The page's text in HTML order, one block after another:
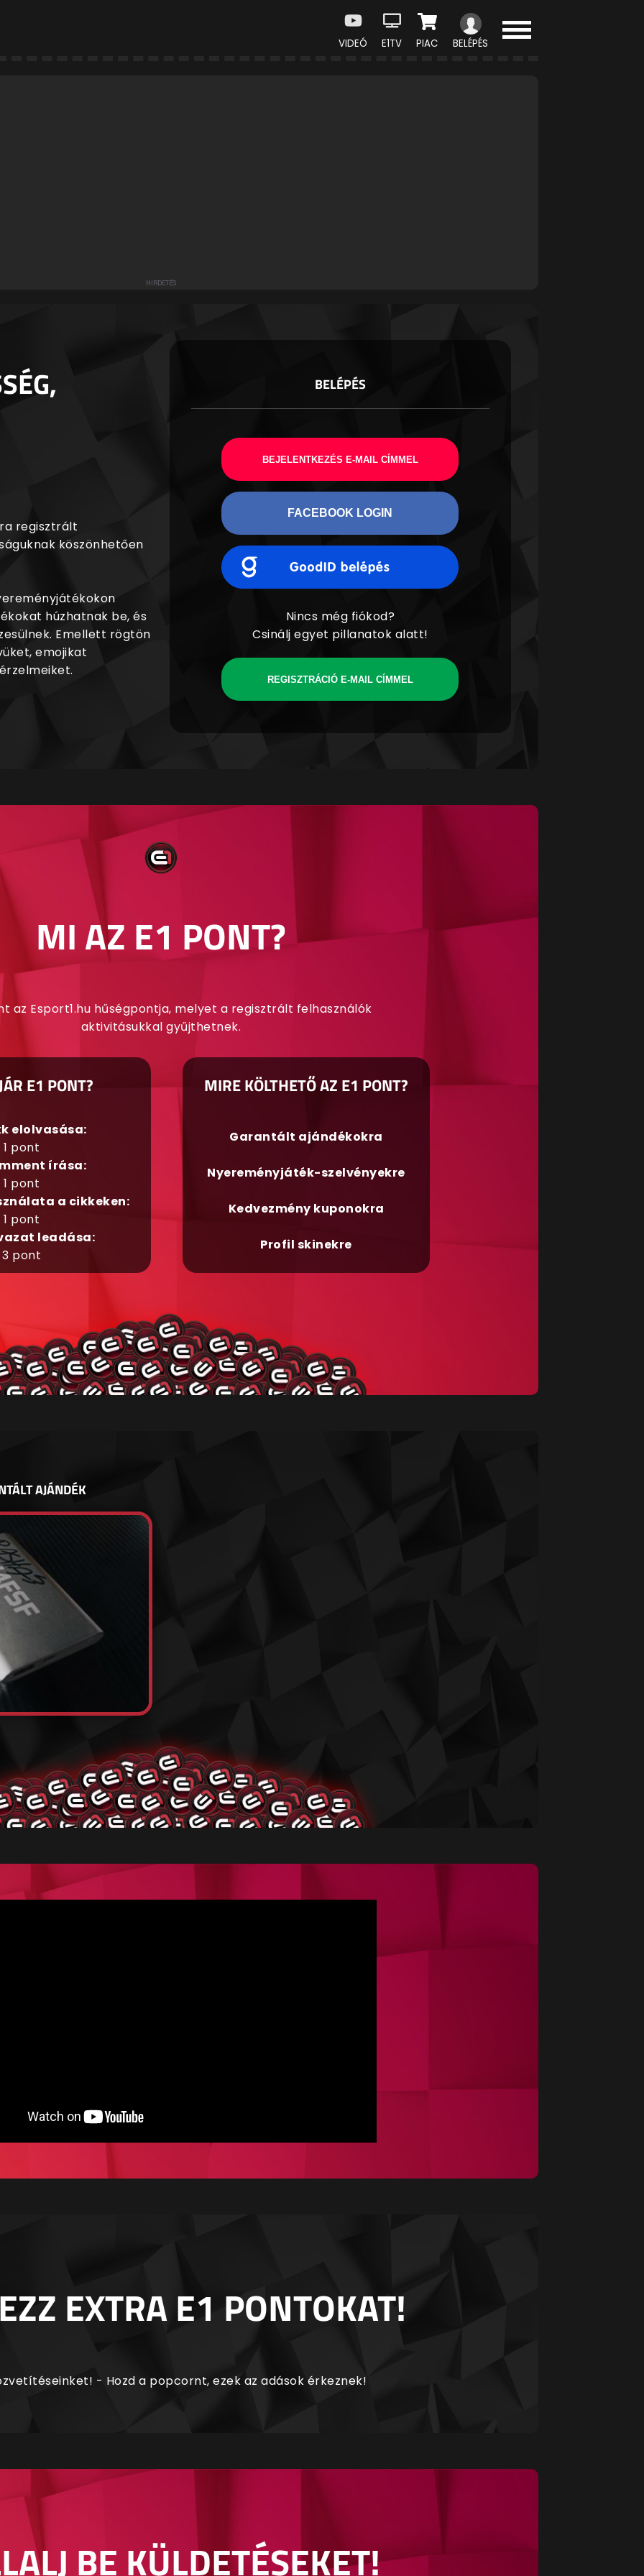
VIDEÓ E1TV PIAC BELÉPÉS
regisztrált
köszönhetően
húzhatnak be, és
Emellett rögtön
emojikat
BELÉPÉS
BEJELENTKEZÉS E-MAIL CÍMMEL
FACEBOOK LOGIN
Nincs még fiókod?
Csinálj egyet pillanatok alatt!
REGISZTRÁCIÓ E-MAIL CÍMMEL
MI AZ E1 PONT?
az Esport1.hu hűségpontja, melyet a regisztrált felhasználók
aktivitásukkal gyűjthetnek.
E1 PONT?
elolvasása:
1 pont
írása:
1 pont
a cikkeken:
1 pont
leadása:
3 pont
MIRE KÖLTHETŐ AZ E1 PONT?
Garantált ajándékokra
Nyereményjáték-szelvényekre
Kedvezmény kuponokra
Profil skinekre
AJÁNDÉK
EXTRA E1 PONTOKAT!
- Hozd a popcornt, ezek az adások érkeznek!
BE KÜLDETÉSEKET!